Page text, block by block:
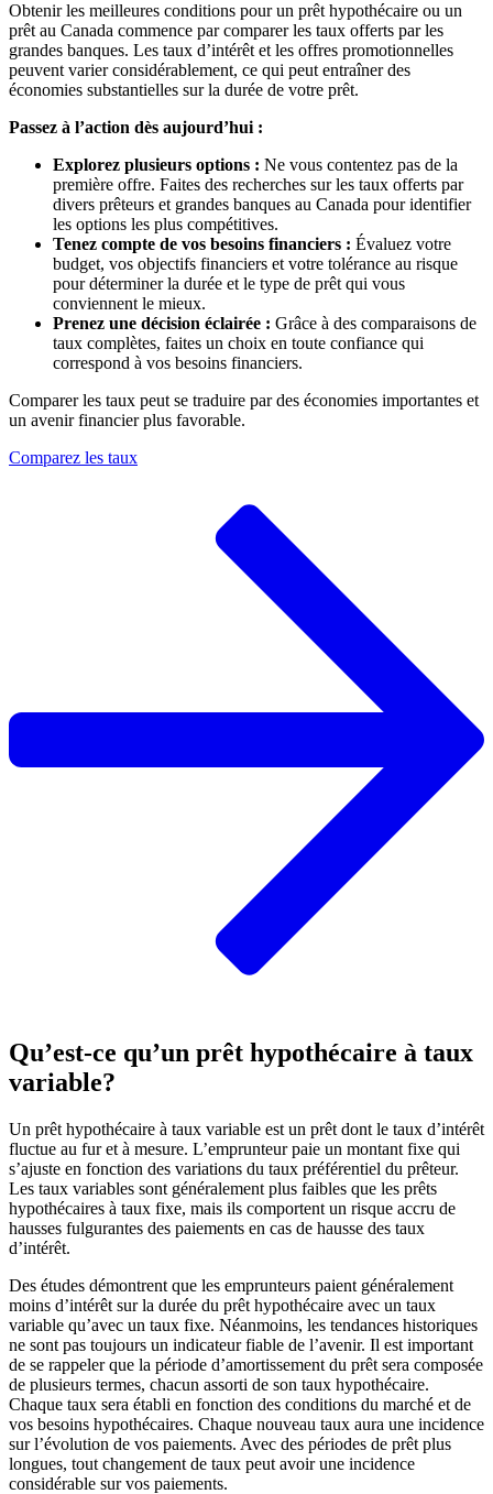
Obtenir les meilleures conditions pour un prêt hypothécaire ou un
prêt au Canada commence par comparer les taux offerts par les
grandes banques. Les taux d’intérêt et les offres promotionnelles
peuvent varier considérablement, ce qui peut entraîner des
économies substantielles sur la durée de votre prêt.
Passez à l’action dès aujourd’hui :
Explorez plusieurs options : Ne vous contentez pas de la
première offre. Faites des recherches sur les taux offerts par
divers prêteurs et grandes banques au Canada pour identifier
les options les plus compétitives.
Tenez compte de vos besoins financiers : Évaluez votre
budget, vos objectifs financiers et votre tolérance au risque
pour déterminer la durée et le type de prêt qui vous
conviennent le mieux.
Prenez une décision éclairée : Grâce à des comparaisons de
taux complètes, faites un choix en toute confiance qui
correspond à vos besoins financiers.
Comparer les taux peut se traduire par des économies importantes et
un avenir financier plus favorable.
Comparez les taux
Qu’est-ce qu’un prêt hypothécaire à taux
variable?
Un prêt hypothécaire à taux variable est un prêt dont le taux d’intérêt
fluctue au fur et à mesure. L’emprunteur paie un montant fixe qui
s’ajuste en fonction des variations du taux préférentiel du prêteur.
Les taux variables sont généralement plus faibles que les prêts
hypothécaires à taux fixe, mais ils comportent un risque accru de
hausses fulgurantes des paiements en cas de hausse des taux
d’intérêt.
Des études démontrent que les emprunteurs paient généralement
moins d’intérêt sur la durée du prêt hypothécaire avec un taux
variable qu’avec un taux fixe. Néanmoins, les tendances historiques
ne sont pas toujours un indicateur fiable de l’avenir. Il est important
de se rappeler que la période d’amortissement du prêt sera composée
de plusieurs termes, chacun assorti de son taux hypothécaire.
Chaque taux sera établi en fonction des conditions du marché et de
vos besoins hypothécaires. Chaque nouveau taux aura une incidence
sur l’évolution de vos paiements. Avec des périodes de prêt plus
longues, tout changement de taux peut avoir une incidence
considérable sur vos paiements.